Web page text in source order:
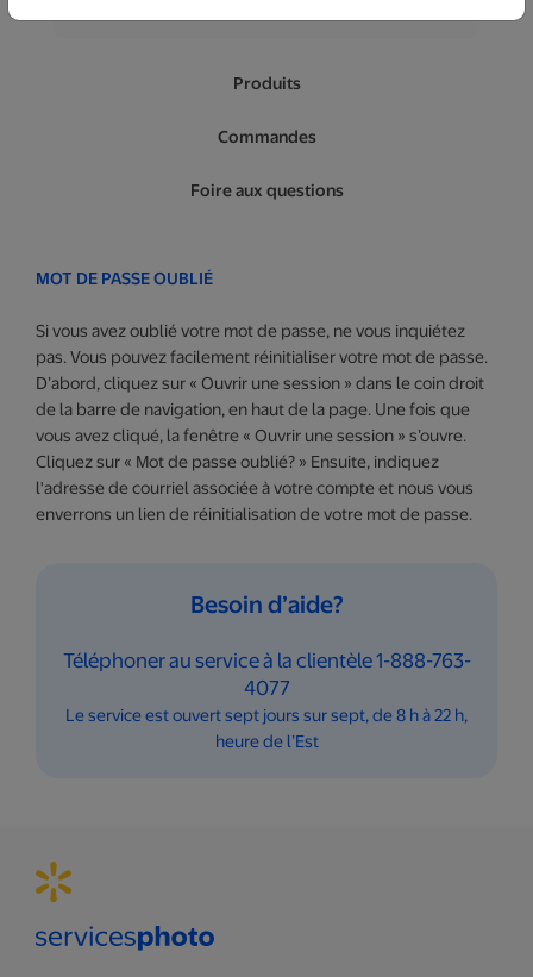
Produits
Commandes
Foire aux questions
MOT DE PASSE OUBLIÉ
Si vous avez oublié votre mot de passe, ne vous inquiétez
pas. Vous pouvez facilement réinitialiser votre mot de passe.
D’abord, cliquez sur « Ouvrir une session » dans le coin droit
de la barre de navigation, en haut de la page. Une fois que
vous avez cliqué, la fenêtre « Ouvrir une session » s’ouvre.
Cliquez sur « Mot de passe oublié? » Ensuite, indiquez
l'adresse de courriel associée à votre compte et nous vous
enverrons un lien de réinitialisation de votre mot de passe.
Besoin d’aide?
Téléphoner au service à la clientèle 1-888-763-
4077
Le service est ouvert sept jours sur sept, de 8 h à 22 h,
heure de l’Est